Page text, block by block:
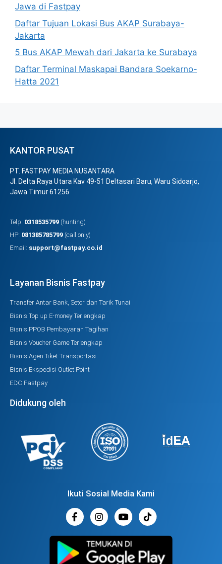
Jawa di Fastpay
Daftar Tujuan Lokasi Bus AKAP Surabaya-
Jakarta
5 Bus AKAP Mewah dari Jakarta ke Surabaya
Daftar Terminal Maskapai Bandara Soekarno-
Hatta 2021
KANTOR PUSAT
PT. FASTPAY MEDIA NUSANTARA
Jl. Delta Raya Utara Kav 49-51 Deltasari Baru, Waru Sidoarjo,
Jawa Timur 61256
Telp: 0318535799 (hunting)
HP: 081385785799 (call only)
Email: support@fastpay.co.id
Layanan Bisnis Fastpay
Transfer Antar Bank, Setor dan Tarik Tunai
Bisnis Top up E-money Terlengkap
Bisnis PPOB Pembayaran Tagihan
Bisnis Voucher Game Terlengkap
Bisnis Agen Tiket Transportasi
Bisnis Ekspedisi Outlet Point
EDC Fastpay
Didukung oleh
Ikuti Sosial Media Kami